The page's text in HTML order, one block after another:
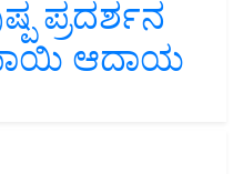
ಪ್ರದರ್ಶನ
ಆದಾಯ